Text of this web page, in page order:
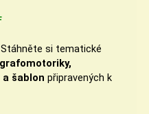
si tematické
šablon připravených k